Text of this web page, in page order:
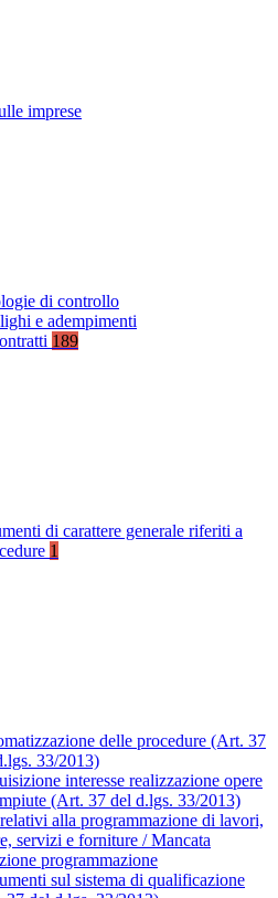
imprese
di controllo
e adempimenti
189
di carattere generale riferiti a
1
delle procedure (Art. 37
33/2013)
interesse realizzazione opere
(Art. 37 del d.lgs. 33/2013)
alla programmazione di lavori,
servizi e forniture / Mancata
programmazione
sul sistema di qualificazione